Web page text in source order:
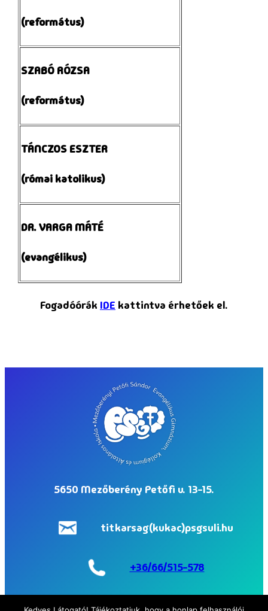
(református)
SZABÓ RÓZSA
(református)
TÁNCZOS ESZTER
(római katolikus)
DR. VARGA MÁTÉ
(evangélikus)
Fogadóórák IDE kattintva érhetőek el.
5650 Mezőberény Petőfi u. 13-15.
titkarsag(kukac)psgsuli.hu
+36/66/515-578